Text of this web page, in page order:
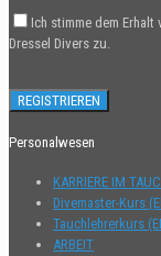
Ich stimme dem
Dressel Divers zu.
Personalwesen
KARRIERE IM
Divemaster-Kurs
Tauchlehrerkurs
ARBEIT